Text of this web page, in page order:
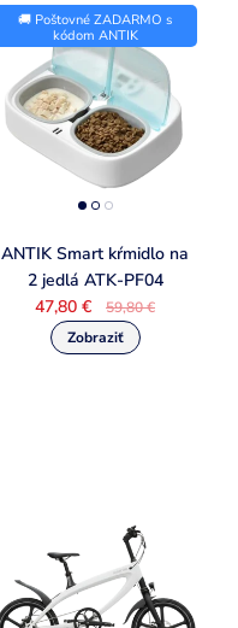
🚚 Poštovné ZADARMO s
kódom ANTIK
ANTIK Smart kŕmidlo na
2 jedlá ATK-PF04
47,80 €
59,80 €